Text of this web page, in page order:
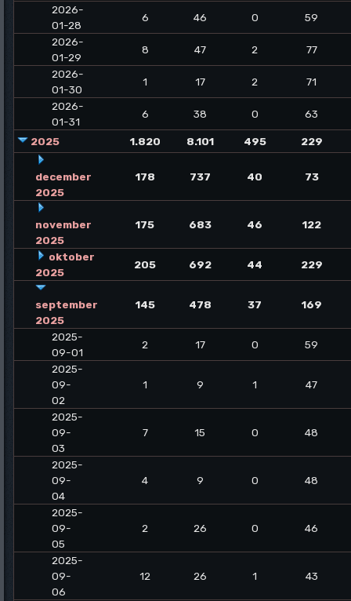
2026-
01-28
6 46 0
59
2026-
01-29
8 47 2
77
2026-
01-30
1 17 2
71
2026-
01-31
6 38 0 63
2025 1.820 8.101 495 229
december
2025
178 737 40 73
november
2025
175 683 46 122
oktober
2025
205 692 44 229
september
2025
145 478 37 169
2025-
09-01
2 17 0
59
2025-
09-
02
1 9 1 47
2025-
09-
03
7 15 0 48
2025-
09-
04
4 9 0 48
2025-
09-
05
2 26 0 46
2025-
09-
06
12 26 1 43